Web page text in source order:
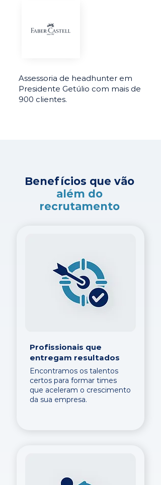
Assessoria de headhunter em
Presidente Getúlio com mais de
900 clientes.
Benefícios que vão
além do
recrutamento
Profissionais que
entregam resultados
Encontramos os talentos
certos para formar times
que aceleram o crescimento
da sua empresa.